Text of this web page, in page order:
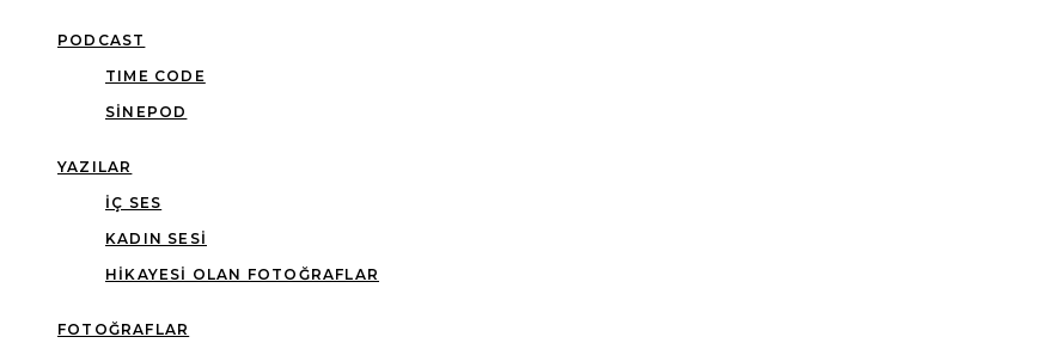
PODCAST
TIME CODE
SINEPOD
YAZILAR
İÇ SES
KADIN SESI
HIKAYESI OLAN FOTOĞRAFLAR
FOTOĞRAFLAR